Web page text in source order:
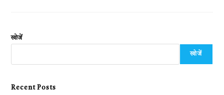
खोजें
खोजें
Recent Posts